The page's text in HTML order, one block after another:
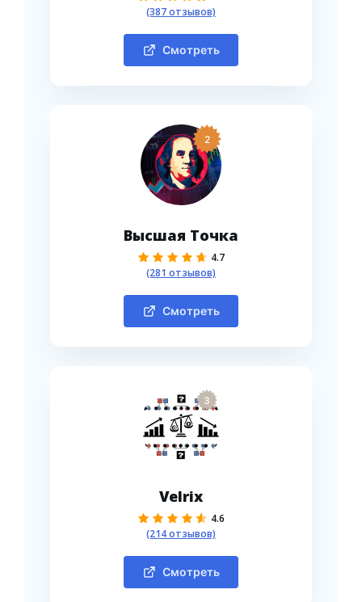
(387 отзывов)
Смотреть
2
Высшая Точка
4.7
(281 отзывов)
Смотреть
3
Velrix
4.6
(214 отзывов)
Смотреть